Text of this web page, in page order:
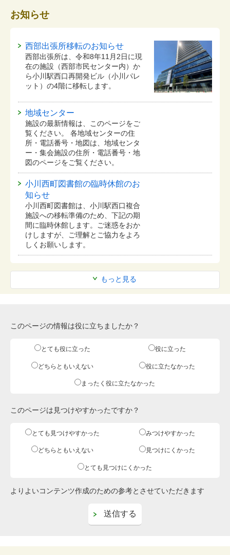
お知らせ
もっと見る
西部出張所移転のお知らせ
西部出張所は、令和8年11月2日に現
在の施設（西部市民センター内）か
ら小川駅西口再開発ビル（小川パレ
ット）の4階に移転します。
地域センター
施設の最新情報は、このページをご
覧ください。 各地域センターの住
所・電話番号・地図は、地域センタ
ー・集会施設の住所・電話番号・地
図のページをご覧ください。
小川西町図書館の臨時休館のお
知らせ
小川西町図書館は、小川駅西口複合
施設への移転準備のため、下記の期
間に臨時休館します。ご迷惑をおか
けしますが、ご理解とご協力をよろ
しくお願いします。
このページの情報は役に立ちましたか？
とても役に立った 役に立った
どちらともいえない 役に立たなかった
まったく役に立たなかった
このページは見つけやすかったですか？
とても見つけやすかった みつけやすかった
どちらともいえない 見つけにくかった
とても見つけにくかった
よりよいコンテンツ作成のための参考とさせていただきます